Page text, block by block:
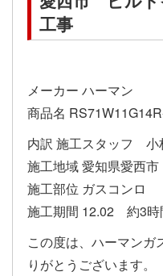
工事
メーカー ハーマン
商品名
内訳 施工スタッフ 小
施工地域 愛知県愛西市
施工部位 ガスコンロ
施工期間 12.02 約3時
この度は、ハーマンガ
りがとうございます。